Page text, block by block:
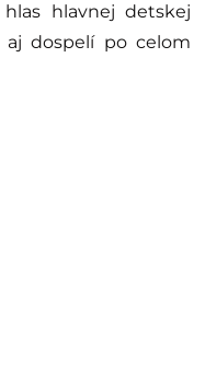
hlavnej detskej
dospelí po celom